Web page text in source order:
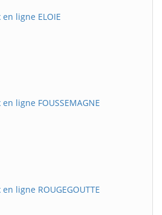
ligne ELOIE
ligne FOUSSEMAGNE
ligne ROUGEGOUTTE